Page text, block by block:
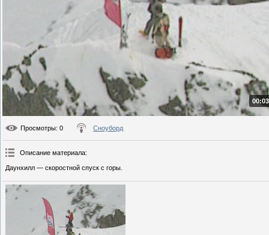
Просмотры: 0 Сноуборд
Описание материала:
Даунхилл — скоростной спуск с горы.